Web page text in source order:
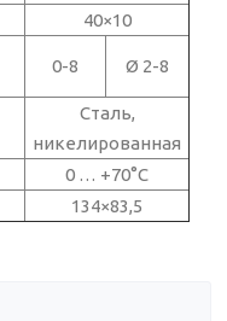
40×10
0-8 Ø 2-8
Сталь,
никелированная
0 … +70°C
134×83,5